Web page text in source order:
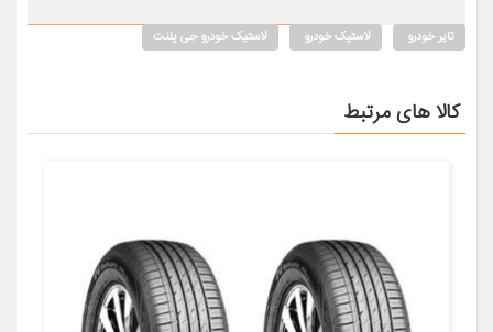
تایر خودرو لاستیک خودرو لاستیک خودرو جی پلنت
کالا های مرتبط